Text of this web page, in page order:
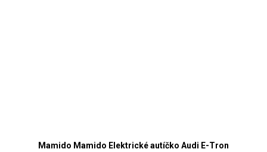
Mamido Mamido Elektrické autíčko Audi E-Tron